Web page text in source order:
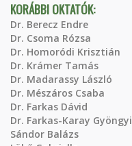
KORÁBBI OKTATÓK:
Dr. Berecz Endre
Dr. Csoma Rózsa
Dr. Homoródi Krisztián
Dr. Krámer Tamás
Dr. Madarassy László
Dr. Mészáros Csaba
Dr. Farkas Dávid
Dr. Farkas-Karay Gyöngyi
Sándor Balázs